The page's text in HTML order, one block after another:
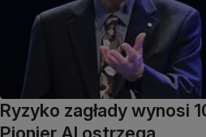
Ryzyko zagłady wynosi